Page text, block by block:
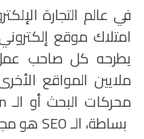
في عالم التجارة
امتلاك موقع
يطرحه كل صاحب
ملايين المواقع
محركات البحث أو الـ
بساطة، الـSEOهو